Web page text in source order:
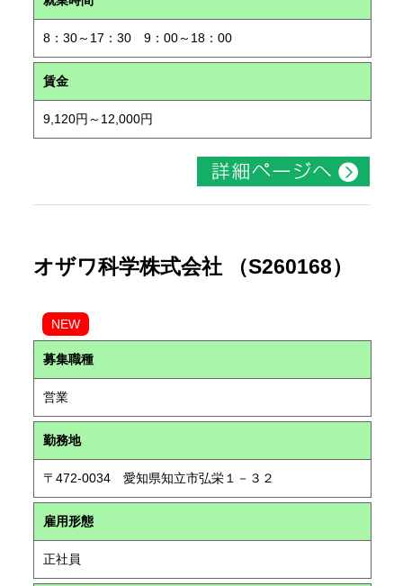
8：30～17：30 9：00～18：00
賃金
9,120円～12,000円
オザワ科学株式会社 （S260168）
NEW
募集職種
営業
勤務地
〒472-0034 愛知県知立市弘栄１－３２
雇用形態
正社員